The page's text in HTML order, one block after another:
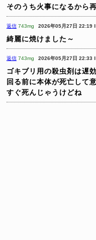
そのうち火事になるから
返信 743mg 2026年05月27日 22:19
綺麗に焼けました～
返信 743mg 2026年05月27日 22:33
ゴキブリ用の殺虫剤は遅
回る前に本体が死亡して
すぐ死んじゃうけどね